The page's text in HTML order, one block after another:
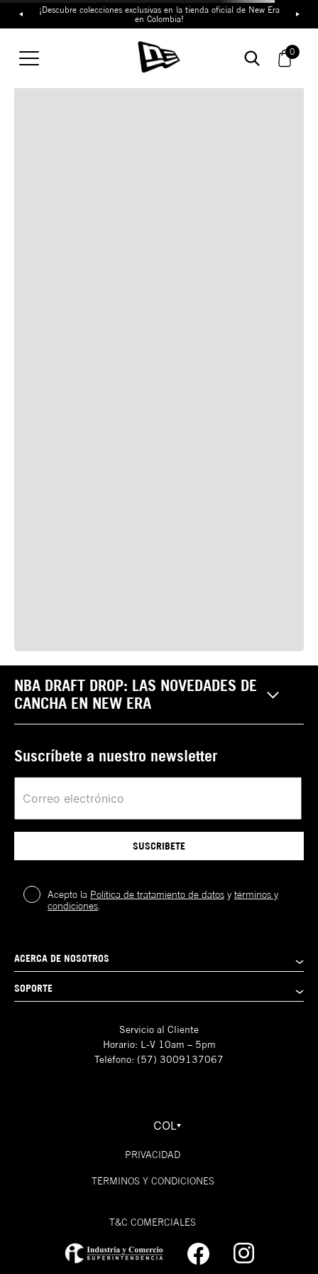
¡Descubre colecciones exclusivas en la tienda oficial de New Era
en Colombia!
0
TAMBIÉN TE PUEDE
INTERESAR
NBA DRAFT DROP: LAS NOVEDADES DE
CANCHA EN NEW ERA
Suscríbete a nuestro newsletter
SUSCRIBETE
Acepto la Política de tratamiento de datos ytérminos y
condiciones
ACERCA DE NOSOTROS
SOPORTE
Servicio al Cliente
Horario: L-V 10am – 5pm
Teléfono: (57) 3009137067
COL
PRIVACIDAD
TÉRMINOS Y CONDICIONES
T&C COMERCIALES